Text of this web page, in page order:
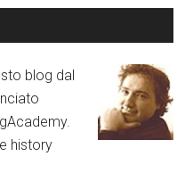
blog dal
history